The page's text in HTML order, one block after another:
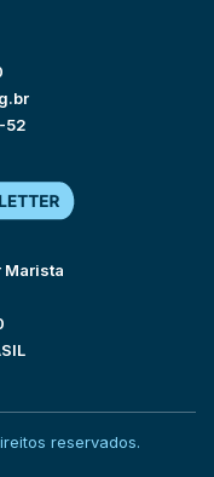
52
Marista
reservados.